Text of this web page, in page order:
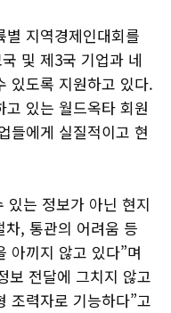
지역경제인대회를
및 제3국 기업과 네
있도록 지원하고 있다.
있는 월드옥타 회원
들에게 실질적이고 현
있는 정보가 아닌 현지
, 통관의 어려움 등
아끼지 않고 있다”며
보 전달에 그치지 않고
조력자로 기능하다”고